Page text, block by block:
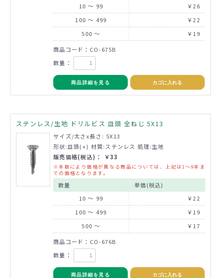
10 ～ 99
￥26
100 ～ 499
￥22
500 ～
￥19
商品コード：CO-675B
数量：
商品詳細を見る カゴに入れる
ステンレス/生地 ドリルビス 皿頭 全ねじ 5X13
サイズ/太さx長さ: 5X13
形状:皿頭(+) 材質:ステンレス 処理:生地
販売価格(税込)： ￥33
※本数により価格が異なる商品については、上記は1～9本ま
での価格となります。
数量
単価(税込)
10 ～ 99
￥22
100 ～ 499
￥19
500 ～
￥17
商品コード：CO-676B
数量：
商品詳細を見る カゴに入れる